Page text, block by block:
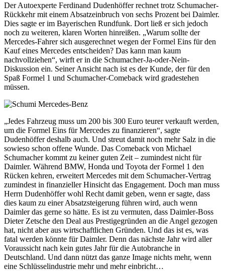
Der Autoexperte Ferdinand Dudenhöffer rechnet trotz Schumacher-
Rückkehr mit einem Absatzeinbruch von sechs Prozent bei Daimler.
Dies sagte er im Bayerischen Rundfunk. Dort ließ er sich jedoch
noch zu weiteren, klaren Worten hinreißen. „Warum sollte der
Mercedes-Fahrer sich ausgerechnet wegen der Formel Eins für den
Kauf eines Mercedes entscheiden? Das kann man kaum
nachvollziehen“, wirft er in die Schumacher-Ja-oder-Nein-
Diskussion ein. Seiner Ansicht nach ist es der Kunde, der für den
Spaß Formel 1 und Schumacher-Comeback wird gradestehen
müssen.
„Jedes Fahrzeug muss um 200 bis 300 Euro teurer verkauft werden,
um die Formel Eins für Mercedes zu finanzieren“, sagte
Dudenhöffer deshalb auch. Und streut damit noch mehr Salz in die
sowieso schon offene Wunde. Das Comeback von Michael
Schumacher kommt zu keiner guten Zeit – zumindest nicht für
Daimler. Während BMW, Honda und Toyota der Formel 1 den
Rücken kehren, erweitert Mercedes mit dem Schumacher-Vertrag
zumindest in finanzieller Hinsicht das Engagement. Doch man muss
Herrn Dudenhöffer wohl Recht damit geben, wenn er sagte, dass
dies kaum zu einer Absatzsteigerung führen wird, auch wenn
Daimler das gerne so hätte. Es ist zu vermuten, dass Daimler-Boss
Dieter Zetsche den Deal aus Prestigegründen an die Angel gezogen
hat, nicht aber aus wirtschaftlichen Gründen. Und das ist es, was
fatal werden könnte für Daimler. Denn das nächste Jahr wird aller
Voraussicht nach kein gutes Jahr für die Autobranche in
Deutschland. Und dann nützt das ganze Image nichts mehr, wenn
eine Schlüsselindustrie mehr und mehr einbricht…